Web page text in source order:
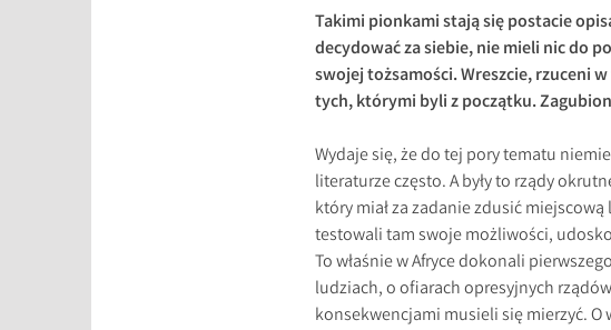
Takimi pionkami stają się postacie
decydować za siebie, nie mieli nic do
swojej tożsamości. Wreszcie, rzuceni
tych, którymi byli z początku.
Wydaje się, że do tej pory tematu
literaturze często. A były to rządy
który miał za zadanie zdusić
testowali tam swoje możliwości,
To właśnie w Afryce dokonali
ludziach, o ofiarach opresyjnych
konsekwencjami musieli się mierzyć.